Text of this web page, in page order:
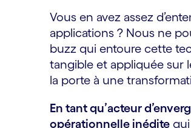
Vous en avez assez
applications ? Nous ne
buzz qui entoure cette
tangible et appliquée sur
la porte à une
En tant qu’acteur
opérationnelle inédite